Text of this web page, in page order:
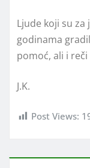
Ljude koji su
godinama
pomoć, ali i
J.K.
Post Views: